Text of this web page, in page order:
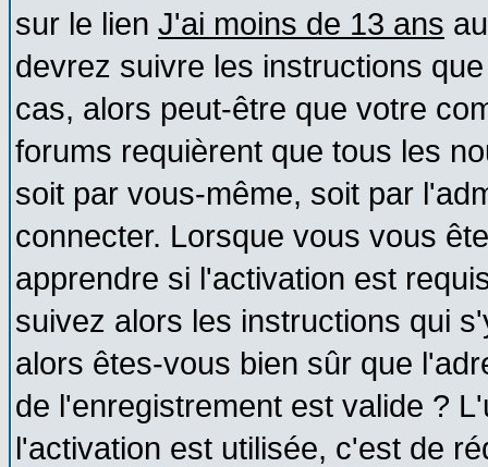
sur le lien J'ai moins de 13 ans
devrez suivre les instructions
cas, alors peut-être que votre
forums requièrent que tous les
soit par vous-même, soit par
connecter. Lorsque vous vous
apprendre si l'activation est
suivez alors les instructions qui
alors êtes-vous bien sûr que
de l'enregistrement est valide ?
l'activation est utilisée, c'est de